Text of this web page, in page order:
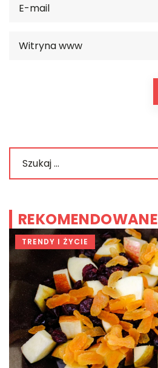
REKOMENDOWANE
TRENDY I ŻYCIE